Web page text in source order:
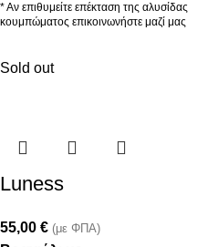
* Αν επιθυμείτε επέκταση της αλυσίδας
κουμπώματος επικοινωνήστε μαζί μας
Sold out
Luness
55,00 € (με ΦΠΑ)